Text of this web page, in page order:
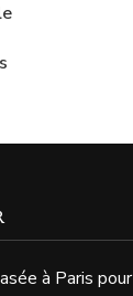
à Paris pour